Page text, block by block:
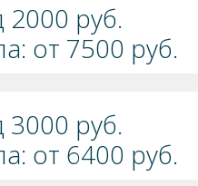
руб.
от 7500 руб.
руб.
от 6400 руб.